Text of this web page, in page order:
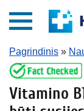
Pagrindinis »
Vitamino